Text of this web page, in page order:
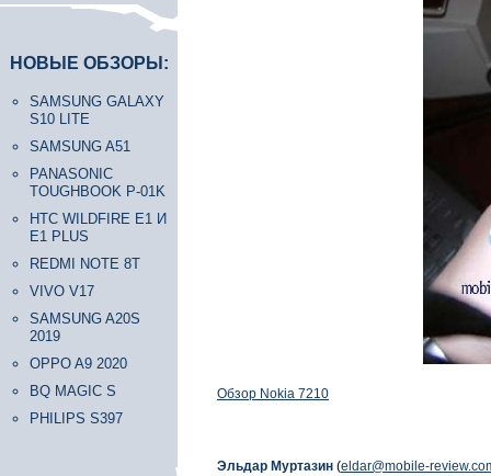
НОВЫЕ ОБЗОРЫ:
SAMSUNG GALAXY
S10 LITE
SAMSUNG A51
PANASONIC
TOUGHBOOK P-01K
HTC WILDFIRE E1 И
E1 PLUS
REDMI NOTE 8T
VIVO V17
SAMSUNG A20S
2019
OPPO A9 2020
BQ MAGIC S
PHILIPS S397
Обзор Nokia 7210
Эльдар Муртазин (eldar@mobile-